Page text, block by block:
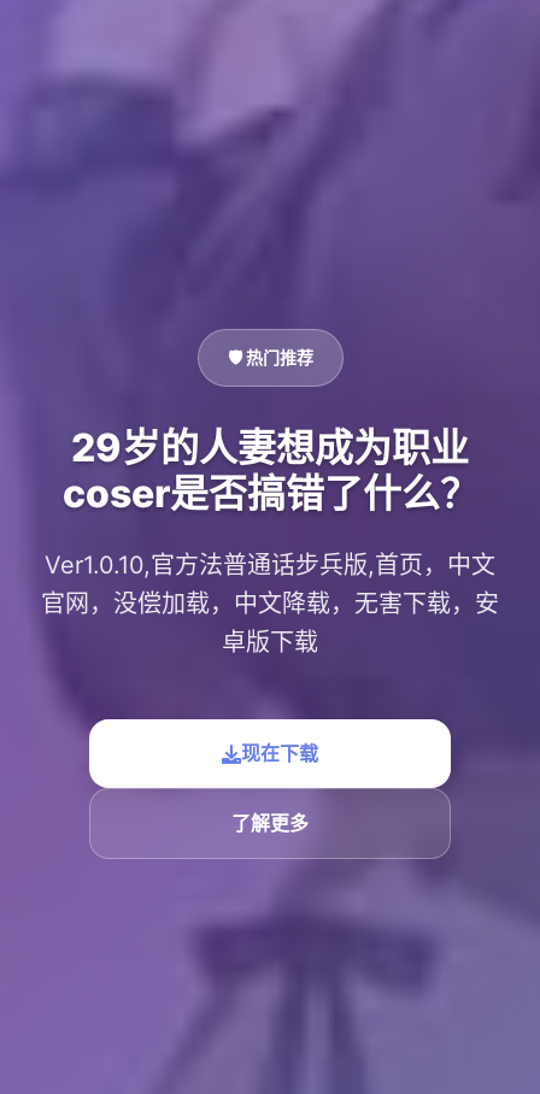
🛡️ 热门推荐
29岁的人妻想成为职业
coser是否搞错了什么？
Ver1.0.10,官方法普通话步兵版,首页，中文
官网，没偿加载，中文降载，无害下载，安
卓版下载
现在下载
了解更多